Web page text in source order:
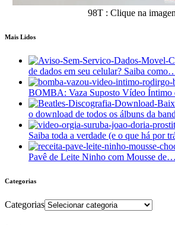
98T : Clique na
Mais Lidos
de dados em seu celular? Saiba
BOMBA: Vaza Suposto Vídeo
o download de todos os álbuns da
Saiba toda a verdade (e o que há por
Pavê de Leite Ninho com Mousse de…
Categorias
Categorias